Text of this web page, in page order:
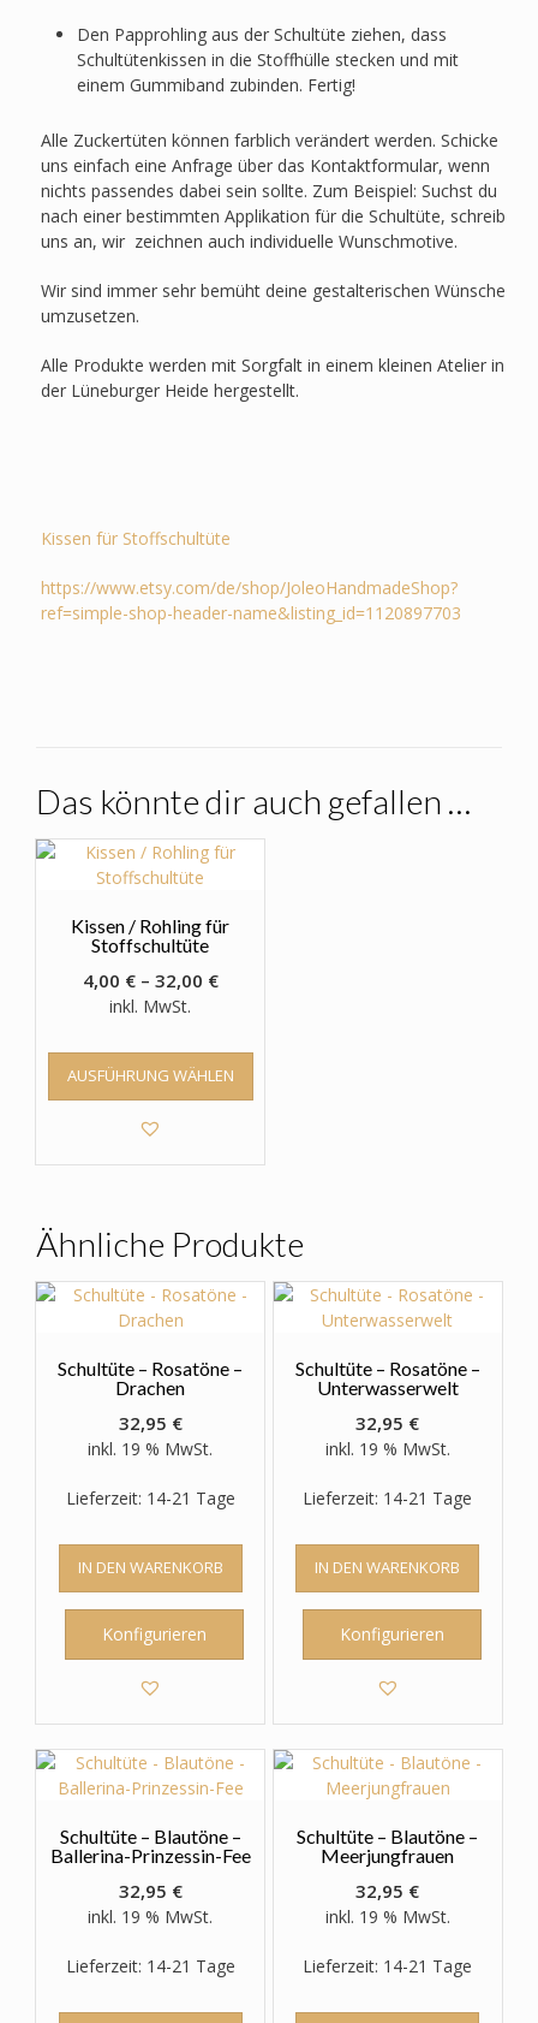
Den Papprohling aus der Schultüte ziehen, dass
Schultütenkissen in die Stoffhülle stecken und mit
einem Gummiband zubinden. Fertig!
Alle Zuckertüten können farblich verändert werden. Schicke
uns einfach eine Anfrage über das Kontaktformular, wenn
nichts passendes dabei sein sollte. Zum Beispiel: Suchst du
nach einer bestimmten Applikation für die Schultüte, schreib
uns an, wir zeichnen auch individuelle Wunschmotive.
Wir sind immer sehr bemüht deine gestalterischen Wünsche
umzusetzen.
Alle Produkte werden mit Sorgfalt in einem kleinen Atelier in
der Lüneburger Heide hergestellt.
Kissen für Stoffschultüte
https://www.etsy.com/de/shop/JoleoHandmadeShop?
ref=simple-shop-header-name&listing_id=1120897703
Das könnte dir auch gefallen …
Kissen / Rohling für
Stoffschultüte
4,00 €– 32,00 €
inkl. MwSt.
AUSFÜHRUNG WÄHLEN
Dieses
weist
Optionen
können
auf
der
Produktseite
werden
Ähnliche Produkte
Schultüte – Rosatöne –
Drachen
32,95 €
inkl. 19 % MwSt.
Lieferzeit: 14-21 Tage
IN DEN WARENKORB
Konfigurieren
Schultüte – Rosatöne –
Unterwasserwelt
32,95 €
inkl. 19 % MwSt.
Lieferzeit: 14-21 Tage
IN DEN WARENKORB
Konfigurieren
Schultüte – Blautöne –
Ballerina-Prinzessin-Fee
32,95 €
inkl. 19 % MwSt.
Lieferzeit: 14-21 Tage
Schultüte – Blautöne –
Meerjungfrauen
32,95 €
inkl. 19 % MwSt.
Lieferzeit: 14-21 Tage